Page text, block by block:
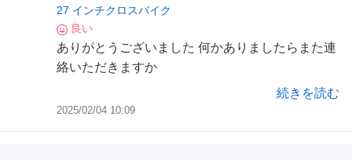
27 インチクロスバイク
良い
ありがとうございました 何かありましたらまた連
絡いただきますか
続きを読む
2025/02/04 10:09